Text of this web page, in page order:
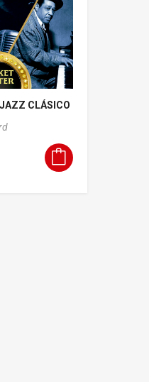
JAZZ CLÁSICO